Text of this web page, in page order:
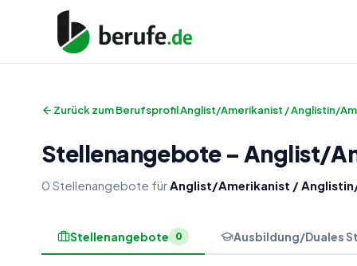
Zurück zum BerufsprofilAnglist/Amerikanist / Anglistin/
Stellenangebote– Anglist/
0 Stellenangebote fürAnglist/Amerikanist /
Stellenangebote 0 Ausbildung/Duales